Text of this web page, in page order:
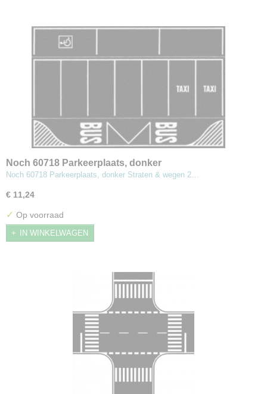
Noch 60718 Parkeerplaats, donker
Noch 60718 Parkeerplaats, donker Straten & wegen 2…
€ 11,24
✓ Op voorraad
IN WINKELWAGEN